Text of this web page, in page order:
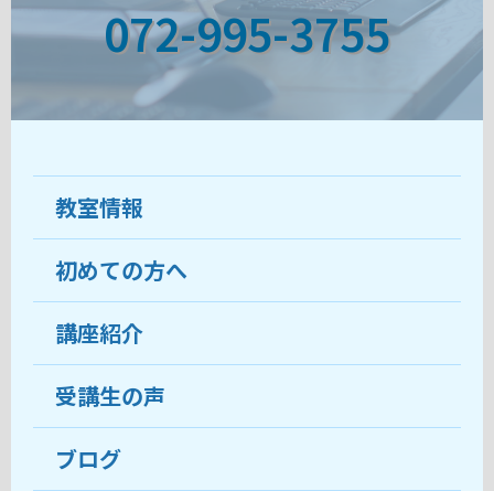
072-995-3755
教室情報
教室について
受講生の声
おすすめ・人気の講座
目的から講座を探す
初めての方へ
ココがおすすめ
料金
受講までの流れ
講座紹介
受講生の声
ブログ